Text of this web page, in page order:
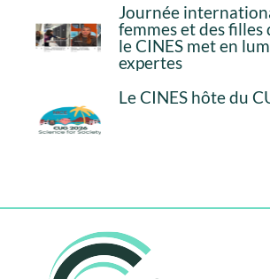
Journée
femmes et des filles
le CINES met en
expertes
Le CINES hôte du